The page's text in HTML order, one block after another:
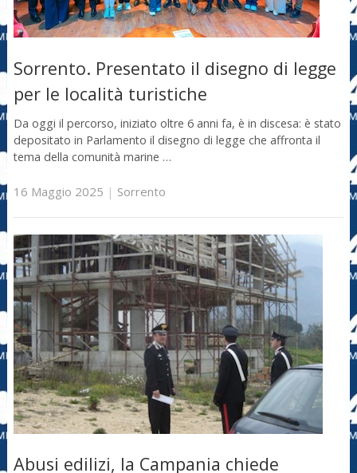
Sorrento. Presentato il disegno di legge
per le località turistiche
Da oggi il percorso, iniziato oltre 6 anni fa, è in discesa: è stato
depositato in Parlamento il disegno di legge che affronta il
tema della comunità marine …
16 Maggio 2025 | Sorrento
Abusi edilizi, la Campania chiede